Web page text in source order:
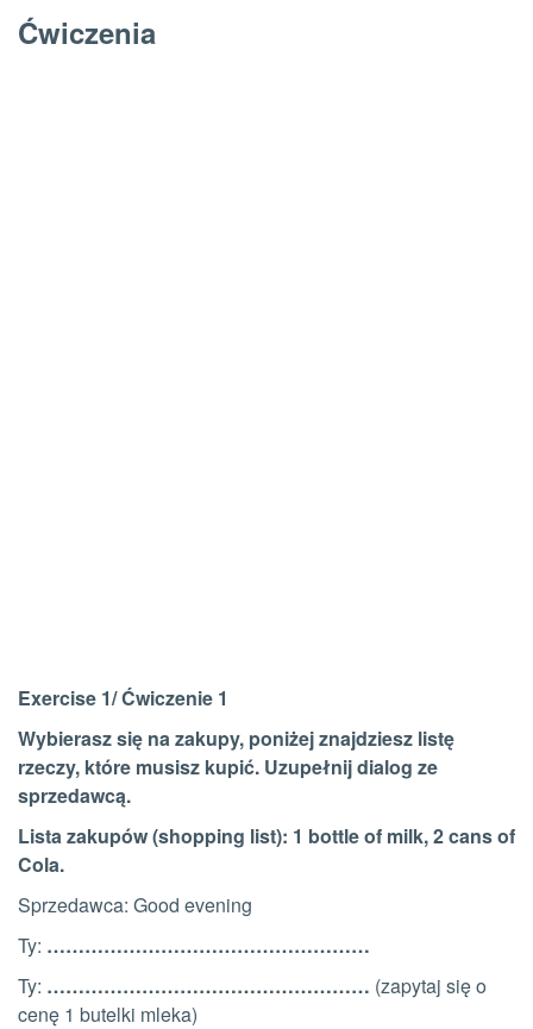
Ćwiczenia
Exercise 1/ Ćwiczenie 1
Wybierasz się na zakupy, poniżej znajdziesz listę
rzeczy, które musisz kupić. Uzupełnij dialog ze
sprzedawcą.
Lista zakupów (shopping list): 1 bottle of milk, 2 cans of
Cola.
Sprzedawca: Good evening
Ty: ……………………………………………
Ty: …………………………………………… (zapytaj się o
cenę 1 butelki mleka)